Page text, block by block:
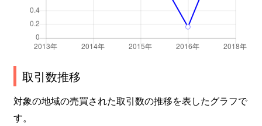
取引数推移
対象の地域の売買された取引数の推移を表したグラフで
す。